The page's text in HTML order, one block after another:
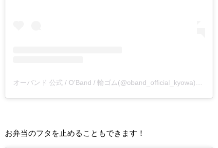
オーバンド 公式 / O’Band / 輪ゴム(@oband_official_kyowa)がシェアした投稿
お弁当のフタを止めることもできます！